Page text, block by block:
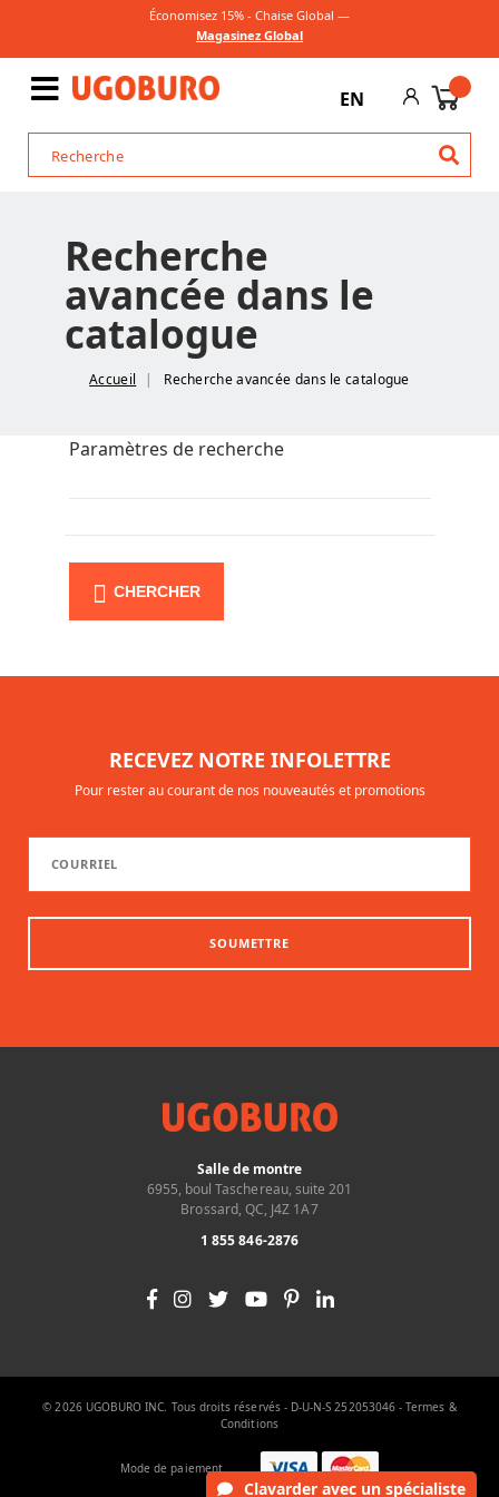
Économisez 15% - Chaise Global —
Magasinez Global
EN
Recherche
avancée dans le
catalogue
Accueil Recherche avancée dans le catalogue
Paramètres de recherche
CHERCHER
RECEVEZ NOTRE INFOLETTRE
Pour rester au courant de nos nouveautés et promotions
SOUMETTRE
Salle de montre
6955, boul Taschereau, suite 201
Brossard, QC, J4Z 1A7
1 855 846-2876
© 2026 UGOBURO INC. Tous droits réservés - D-U-N-S 252053046 -Termes &
Conditions
Mode de paiement
Clavarder avec un spécialiste